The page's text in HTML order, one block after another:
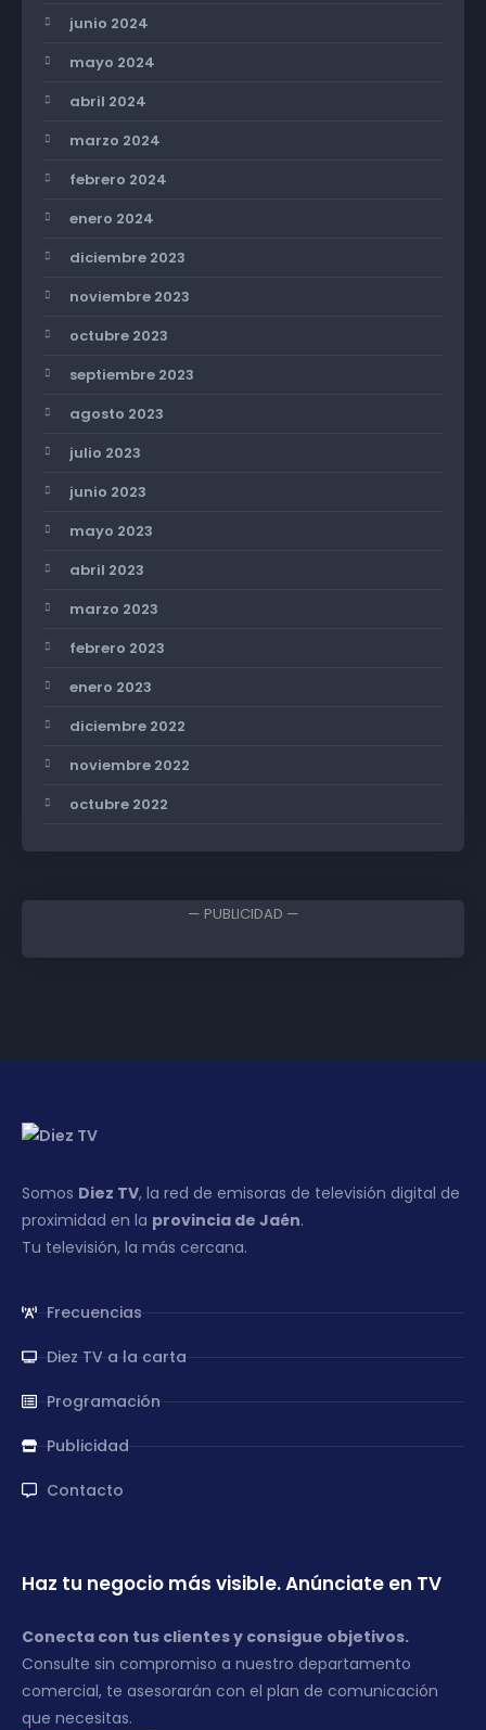
junio 2024
mayo 2024
abril 2024
marzo 2024
febrero 2024
enero 2024
diciembre 2023
noviembre 2023
octubre 2023
septiembre 2023
agosto 2023
julio 2023
junio 2023
mayo 2023
abril 2023
marzo 2023
febrero 2023
enero 2023
diciembre 2022
noviembre 2022
octubre 2022
— PUBLICIDAD —
Somos Diez TV, la red de emisoras de televisión digital de
proximidad en la provincia de Jaén.
Tu televisión, la más cercana.
Frecuencias
Diez TV a la carta
Programación
Publicidad
Contacto
Haz tu negocio más visible. Anúnciate en TV
Conecta con tus clientes y consigue objetivos.
Consulte sin compromiso a nuestro departamento
comercial, te asesorarán con el plan de comunicación
que necesitas.